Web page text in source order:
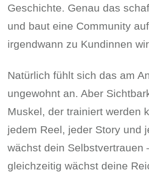
Geschichte. Genau das
und baut eine Community
irgendwann zu Kundinnen
Natürlich fühlt sich das am
ungewohnt an. Aber
Muskel, der trainiert werden
jedem Reel, jeder Story und
wächst dein Selbstvertrauen
gleichzeitig wächst deine